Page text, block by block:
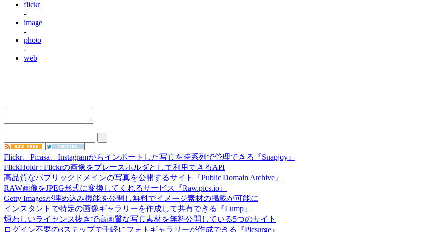
flickr
-
image
-
photo
-
web
Flickr、Picasa、Instagramからインポートした写真を時系列で管理できる『Snapjoy』
FlickHoldr : Flickrの画像をプレースホルダとして利用できるAPI
高品質なパブリックドメインの写真を公開するサイト『Public Domain Archive』
RAW画像をJPEG形式に変換してくれるサービス『Raw.pics.io』
Getty Imagesが埋め込み機能を公開し無料でイメージ素材の掲載が可能に
インスタントで特定の画像ギャラリーを作成して共有できる『Lump』
煩わしいライセンス抜きで高画質な写真素材を無料公開している5つのサイト
ログイン不要の3ステップで手軽にフォトギャラリーが作成できる『Picsurge』